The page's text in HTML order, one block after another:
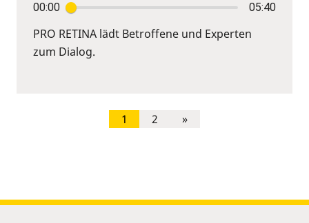
00:00 05:40
PRO RETINA lädt Betroffene und Experten
zum Dialog.
1 2 »